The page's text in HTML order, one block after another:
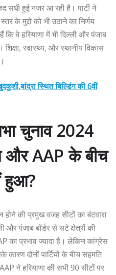
सधी हुई नजर आ रही है। पार्टी ने
के मुद्दों को भी उठाने का निर्णय
कि वे हरियाणा में भी दिल्ली और पंजाब
स्वास्थ्य, और स्थानीय विकास
स्थित बिल्डिंग की 6वीं
चुनाव 2024
और AAP के बीच
हुआ?
की प्रमुख वजह सीटों का बंटवारा
और पंजाब बॉर्डर से सटे क्षेत्रों की
का प्रभाव ज्यादा है। लेकिन कांग्रेस
दोनों पार्टियों के बीच सहमति
ने हरियाणा की सभी 90 सीटों पर